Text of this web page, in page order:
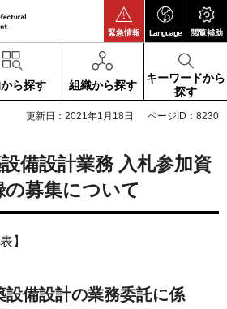
緊急情報 Language 閲覧補助
ら探す 組織から探す
キーワードから
探す
更新日：2021年1月18日 ページID：8230
備設計業務 入札参加資
募集について
】
設備設計の業務委託に係